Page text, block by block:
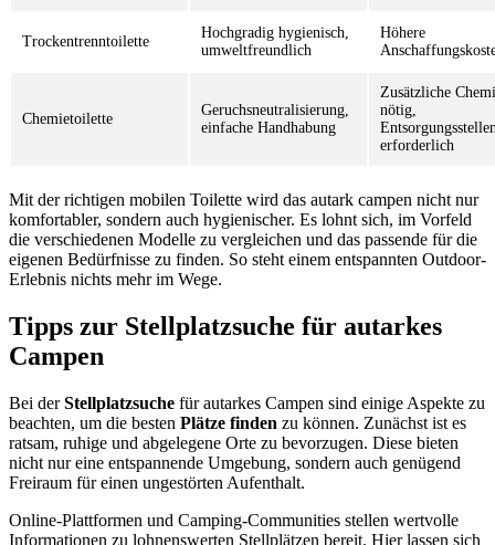
Trockentrenntoilette
Hochgradig hygienisch,
umweltfreundlich
Höhere
Chemietoilette
Geruchsneutralisierung,
einfache Handhabung
Zusätzliche
nötig,
erforderlich
Mit der richtigen mobilen Toilette wird das autark campen nicht nur
komfortabler, sondern auch hygienischer. Es lohnt sich, im Vorfeld
die verschiedenen Modelle zu vergleichen und das passende für die
eigenen Bedürfnisse zu finden. So steht einem entspannten Outdoor-
Erlebnis nichts mehr im Wege.
Tipps zur Stellplatzsuche für autarkes
Campen
Bei derStellplatzsuche für autarkes Campen sind einige Aspekte zu
beachten, um die besten Plätze finden zu können. Zunächst ist es
ratsam, ruhige und abgelegene Orte zu bevorzugen. Diese bieten
nicht nur eine entspannende Umgebung, sondern auch genügend
Freiraum für einen ungestörten Aufenthalt.
Online-Plattformen und Camping-Communities stellen wertvolle
Informationen zu lohnenswerten Stellplätzen bereit. Hier lassen sich